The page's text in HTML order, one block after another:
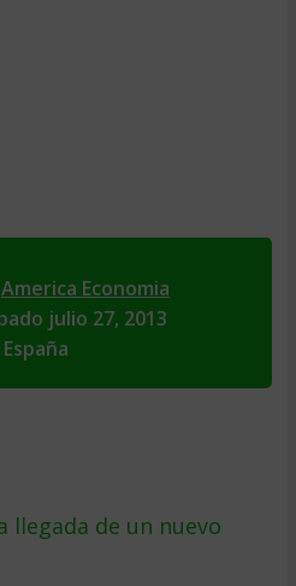
America Economia
julio 27, 2013
España
llegada de un nuevo